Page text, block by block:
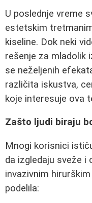
U poslednje vreme
estetskim
kiseline. Dok neki
rešenje za mladolik
se neželjenih
različita iskustva,
koje interesuje ova
Zašto ljudi biraju
Mnogi korisnici
da izgledaju sveže i
invazivnim
podelila: